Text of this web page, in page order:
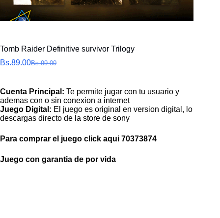
Tomb Raider Definitive survivor Trilogy
Bs.99.00
El
era:
Bs.99.00.
Bs.89.00El
es:
Bs.89.00.
Cuenta Principal: Te permite jugar con tu usuario y
ademas con o sin conexion a internet
Juego Digital: El juego es original en version digital, lo
descargas directo de la store de sony
Para comprar el juego click aqui 70373874
Juego con garantia de por vida